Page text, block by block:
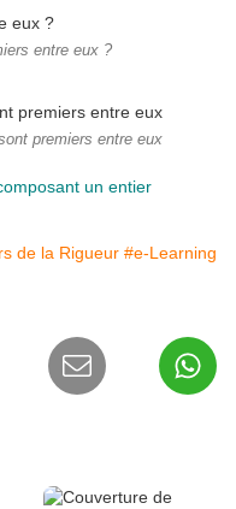
entre eux ?
premiers entre eux
un entier
de la Rigueur #e-Learning